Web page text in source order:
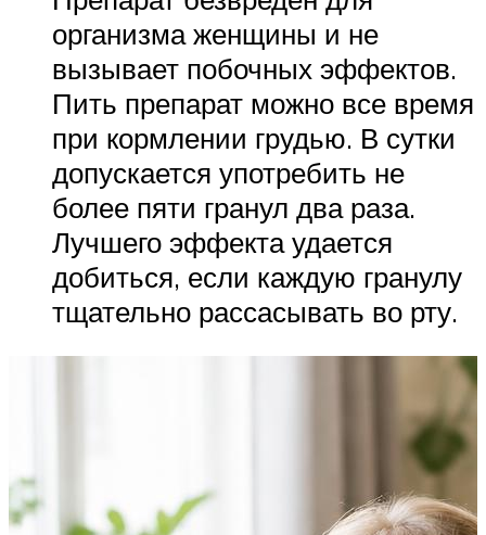
организма женщины и не
вызывает побочных эффектов.
Пить препарат можно все время
при кормлении грудью. В сутки
допускается употребить не
более пяти гранул два раза.
Лучшего эффекта удается
добиться, если каждую гранулу
тщательно рассасывать во рту.